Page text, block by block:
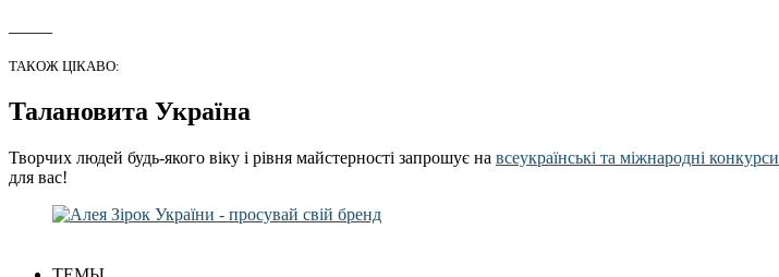
ТАКОЖ ЦІКАВО:
Талановита Україна
Творчих людей будь-якого віку і рівня майстерності запрошує на всеукраїнські та міжнародні конкурси
для вас!